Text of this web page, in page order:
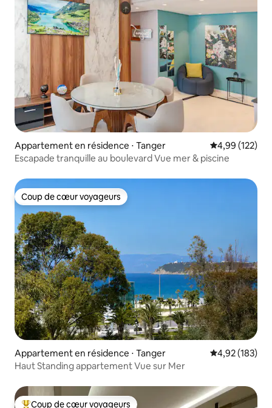
Appartement en résidence ⋅ Tanger Évaluation
4,99 (122)
Escapade tranquille au boulevard Vue mer & piscine
Coup de cœur voyageurs
Coup de cœur voyageurs
Appartement en résidence ⋅ Tanger Évaluation
4,92 (183)
Haut Standing appartement Vue sur Mer
Coup de cœur voyageurs